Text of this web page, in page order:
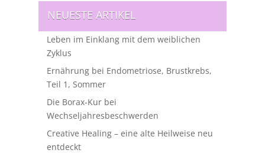
NEUESTE ARTIKEL
Leben im Einklang mit dem weiblichen
Zyklus
Ernährung bei Endometriose, Brustkrebs,
Teil 1, Sommer
Die Borax-Kur bei
Wechseljahresbeschwerden
Creative Healing – eine alte Heilweise neu
entdeckt